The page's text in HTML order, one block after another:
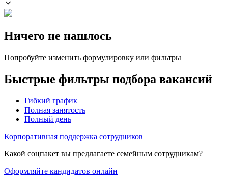
Ничего не нашлось
Попробуйте изменить формулировку или фильтры
Быстрые фильтры подбора вакансий
Гибкий график
Полная занятость
Полный день
Корпоративная поддержка сотрудников
Какой соцпакет вы предлагаете семейным сотрудникам?
Оформляйте кандидатов онлайн